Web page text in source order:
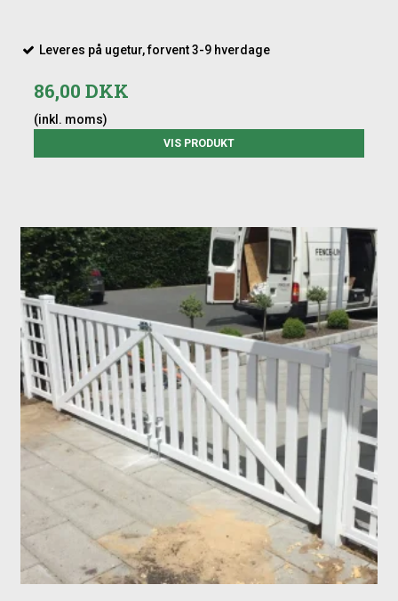
Leveres på ugetur, forvent 3-9 hverdage
86,00 DKK
(inkl. moms)
VIS PRODUKT